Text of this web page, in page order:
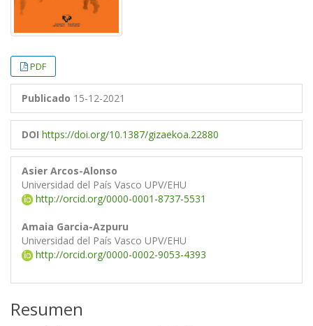
PDF
Publicado 15-12-2021
DOI https://doi.org/10.1387/gizaekoa.22880
Asier Arcos-Alonso
Universidad del País Vasco UPV/EHU
http://orcid.org/0000-0001-8737-5531
Amaia Garcia-Azpuru
Universidad del País Vasco UPV/EHU
http://orcid.org/0000-0002-9053-4393
Resumen